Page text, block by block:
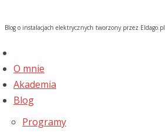
Blog o instalacjach elektrycznych tworzony przez Eldago.pl
O mnie
Akademia
Blog
Programy